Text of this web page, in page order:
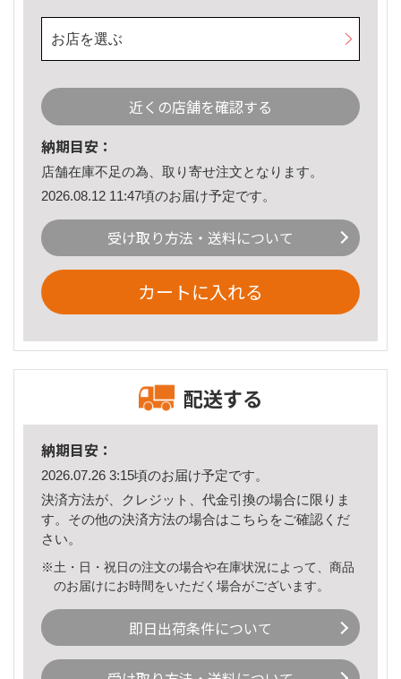
お店を選ぶ
近くの店舗を確認する
納期目安：
店舗在庫不足の為、取り寄せ注文となります。
2026.08.12 11:47頃のお届け予定です。
受け取り方法・送料について
カートに入れる
配送する
納期目安：
2026.07.26 3:15頃のお届け予定です。
決済方法が、クレジット、代金引換の場合に限りま
す。その他の決済方法の場合はこちら をご確認くだ
さい。
※土・日・祝日の注文の場合や在庫状況によって、商品
のお届けにお時間をいただく場合がございます。
即日出荷条件について